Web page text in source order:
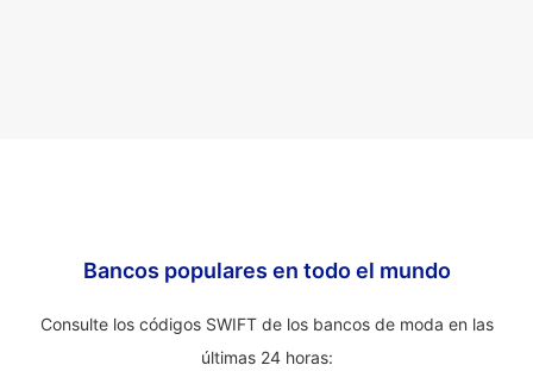
Bancos populares en todo el mundo
Consulte los códigos SWIFT de los bancos de moda en las
últimas 24 horas: